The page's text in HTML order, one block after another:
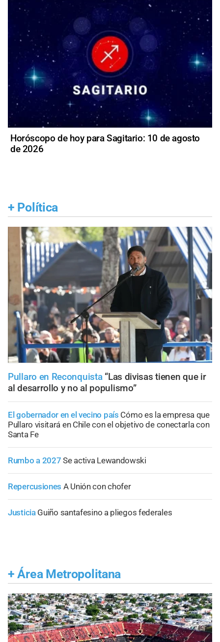
Horóscopo de hoy para Sagitario: 10 de agosto
de 2026
+ Política
Pullaro en Reconquista “Las divisas tienen que ir
al desarrollo y no al populismo”
El gobernador en el vecino país Cómo es la empresa que
Pullaro visitará en Chile con el objetivo de conectarla con
Santa Fe
Rumbo a 2027 Se activa Lewandowski
Repercusiones A Unión con chofer
Justicia Guiño santafesino a pliegos federales
+ Área Metropolitana